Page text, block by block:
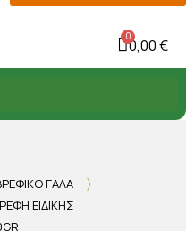
0,00 €
ΓΆΛΑ
ΕΙΔΙΚΉΣ